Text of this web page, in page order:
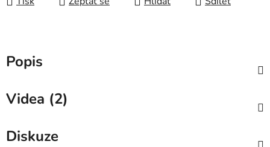
Popis
Videa (2)
Diskuze